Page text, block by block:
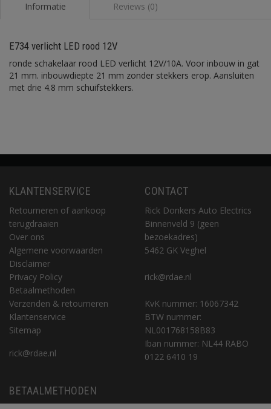
Informatie Reviews (0)
E734 verlicht LED rood 12V
ronde schakelaar rood LED verlicht 12V/10A. Voor inbouw in gat
21 mm. inbouwdiepte 21 mm zonder stekkers erop. Aansluiten
met drie 4.8 mm schuifstekkers.
KLANTENSERVICE
Retourneren of aankoop
terugdraaien
Over ons
Algemene voorwaarden
Disclaimer
Privacy Policy
Betaalmethoden
Verzenden & retourneren
Klantenservice
Sitemap
rick@rdae.nl
CONTACT
Rick Donkers Auto Electrics
Binnenveld 9 (geen
bezoekadres)
5462 GK Veghel
rick@rdae.nl
KvK nummer: 16067342
BTW nummer:
NL001768158B83
Iban nummer: NL44 RABO
0122 6410 19
BETAALMETHODEN